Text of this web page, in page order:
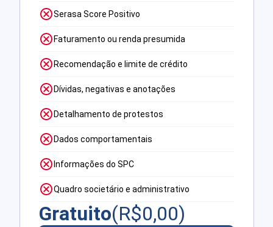
Serasa Score Positivo
Faturamento ou renda presumida
Recomendação e limite de crédito
Dívidas, negativas e anotações
Detalhamento de protestos
Dados comportamentais
Informações do SPC
Quadro societário e administrativo
Gratuito(R$0,00)